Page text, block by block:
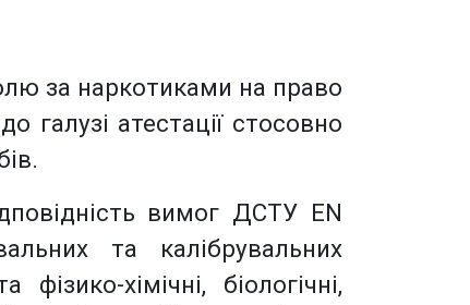
за наркотиками на право
галузі атестації стосовно
вимог ДСТУ EN
та калібрувальних
хімічні, біологічні,